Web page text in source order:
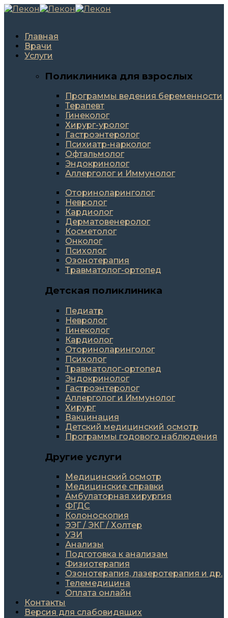
Главная
Врачи
Услуги
Поликлиника для взрослых
Программы ведения беременности
Терапевт
Гинеколог
Хирург-уролог
Гастроэнтеролог
Психиатр-нарколог
Офтальмолог
Эндокринолог
Аллерголог и Иммунолог
Оториноларинголог
Невролог
Кардиолог
Дерматовенеролог
Косметолог
Онколог
Психолог
Озонотерапия
Травматолог-ортопед
Детская поликлиника
Педиатр
Невролог
Гинеколог
Кардиолог
Оториноларинголог
Психолог
Травматолог-ортопед
Эндокринолог
Гастроэнтеролог
Аллерголог и Иммунолог
Хирург
Вакцинация
Детский медицинский осмотр
Программы годового наблюдения
Другие услуги
Медицинский осмотр
Медицинские справки
Амбулаторная хирургия
ФГДС
Колоноскопия
ЭЭГ / ЭКГ / Холтер
УЗИ
Анализы
Подготовка к анализам
Физиотерапия
Озонотерапия, лазеротерапия и др.
Телемедицина
Оплата онлайн
Контакты
Версия для слабовидящих